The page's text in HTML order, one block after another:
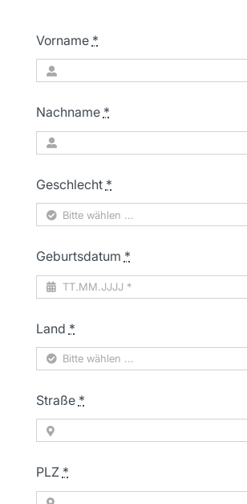
Vorname *
Nachname *
Geschlecht *
Geburtsdatum *
Land *
Straße *
PLZ *